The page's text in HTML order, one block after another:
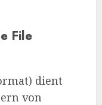
File
dient
von